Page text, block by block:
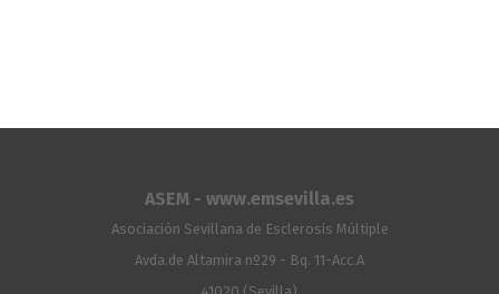
ASEM - www.emsevilla.es
Asociación Sevillana de Esclerosis Múltiple
Avda.de Altamira nº29 - Bq. 11-Acc.A